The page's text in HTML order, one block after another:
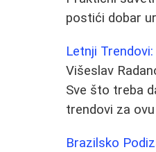
postići dobar
Letnji
Višeslav
Sve što treba
trendovi za
Brazilsko